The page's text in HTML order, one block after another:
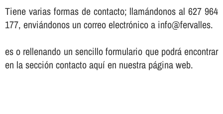
Tiene varias formas de contacto; llamándonos al 627 964
177, enviándonos un correo electrónico a info@fervalles.
es o rellenando un sencillo formulario que podrá encontrar
en la sección contacto aquí­ en nuestra página web.